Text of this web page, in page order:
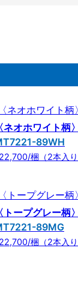
〈ネオホワイト柄〉
89WH
梱（2本入り
〈トープグレー柄〉
89MG
梱（2本入り